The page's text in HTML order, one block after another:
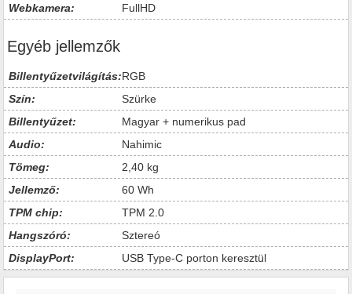
Webkamera:
FullHD
Egyéb jellemzők
Billentyűzetvilágítás:RGB
Szín:
Szürke
Billentyűzet:
Magyar + numerikus pad
Audio:
Nahimic
Tömeg:
2,40 kg
Jellemző:
60 Wh
TPM chip:
TPM 2.0
Hangszóró:
Sztereó
DisplayPort:
USB Type-C porton keresztül